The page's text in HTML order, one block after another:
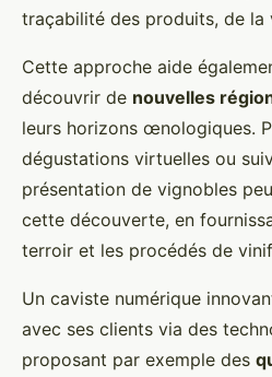
traçabilité des produits, de la
Cette approche aide
découvrir de nouvelles
leurs horizons œnologiques.
dégustations virtuelles ou
présentation de vignobles
cette découverte, en
terroir et les procédés de
Un caviste numérique
avec ses clients via des
proposant par exemple des